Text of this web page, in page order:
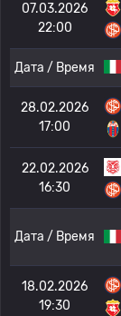
07.03.2026
22:00
Дата / Время
28.02.2026
17:00
22.02.2026
16:30
Дата / Время
18.02.2026
19:30